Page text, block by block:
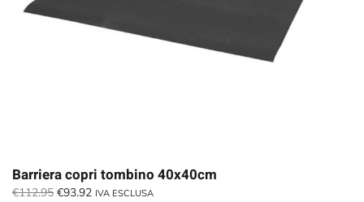
Barriera copri tombino 40x40cm
€112.95 Il
€93.92IlIVA ESCLUSA